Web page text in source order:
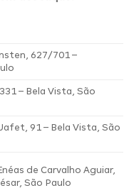
627/701 –
– Bela Vista, São
91 – Bela Vista, São
de Carvalho Aguiar,
São Paulo